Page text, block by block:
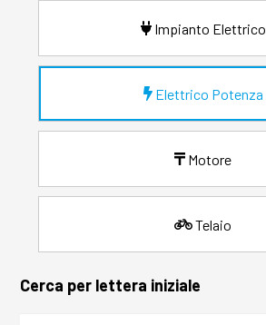
Impianto Elettrico
Elettrico Potenza
Motore
Telaio
Cerca per lettera iniziale